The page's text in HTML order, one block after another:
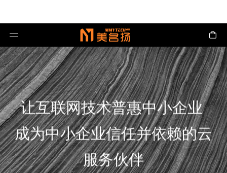
让互联网技术普惠中小企业
成为中小企业信任并依赖的云
服务伙伴